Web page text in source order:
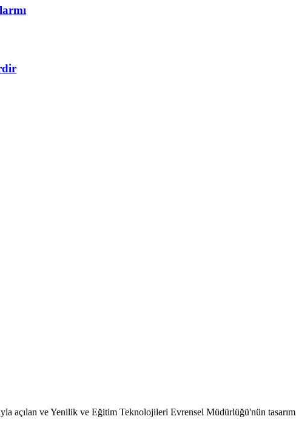
açılan ve Yenilik ve Eğitim Teknolojileri Evrensel Müdürlüğü'nün tasarım